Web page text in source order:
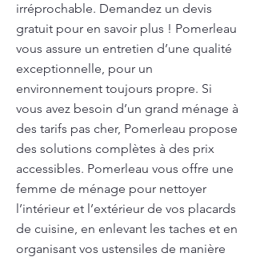
irréprochable. Demandez un devis
gratuit pour en savoir plus ! Pomerleau
vous assure un entretien d’une qualité
exceptionnelle, pour un
environnement toujours propre. Si
vous avez besoin d’un grand ménage à
des tarifs pas cher, Pomerleau propose
des solutions complètes à des prix
accessibles. Pomerleau vous offre une
femme de ménage pour nettoyer
l’intérieur et l’extérieur de vos placards
de cuisine, en enlevant les taches et en
organisant vos ustensiles de manière